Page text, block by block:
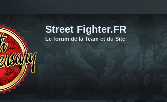
Street Fighter.FR
Le forum de la Team et du Site